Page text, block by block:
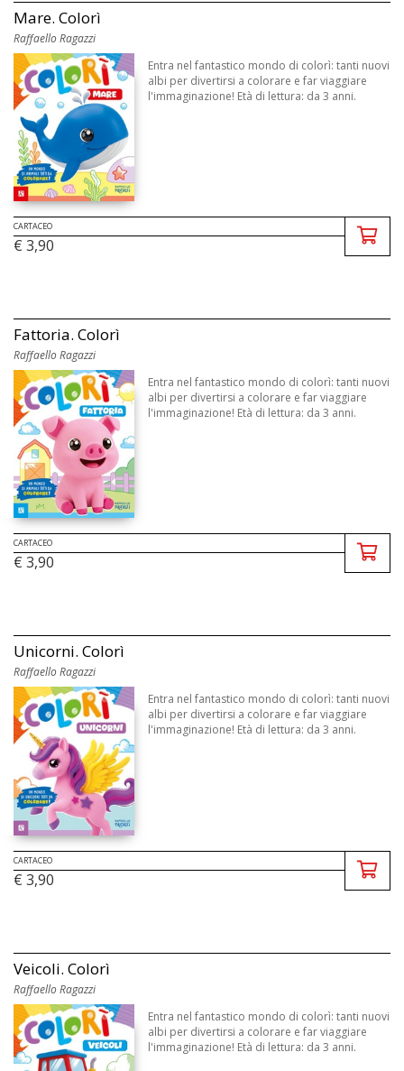
Mare. Colorì
Raffaello Ragazzi
Entra nel fantastico mondo di colorì: tanti nuovi
albi per divertirsi a colorare e far viaggiare
l'immaginazione! Età di lettura: da 3 anni.
CARTACEO
€ 3,90
Fattoria. Colorì
Raffaello Ragazzi
Entra nel fantastico mondo di colorì: tanti nuovi
albi per divertirsi a colorare e far viaggiare
l'immaginazione! Età di lettura: da 3 anni.
CARTACEO
€ 3,90
Unicorni. Colorì
Raffaello Ragazzi
Entra nel fantastico mondo di colorì: tanti nuovi
albi per divertirsi a colorare e far viaggiare
l'immaginazione! Età di lettura: da 3 anni.
CARTACEO
€ 3,90
Veicoli. Colorì
Raffaello Ragazzi
Entra nel fantastico mondo di colorì: tanti nuovi
albi per divertirsi a colorare e far viaggiare
l'immaginazione! Età di lettura: da 3 anni.